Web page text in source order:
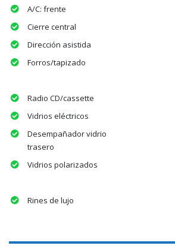
A/C: frente
Cierre central
Dirección asistida
Forros/tapizado
Radio CD/cassette
Vidrios eléctricos
Desempañador vidrio
trasero
Vidrios polarizados
Rines de lujo